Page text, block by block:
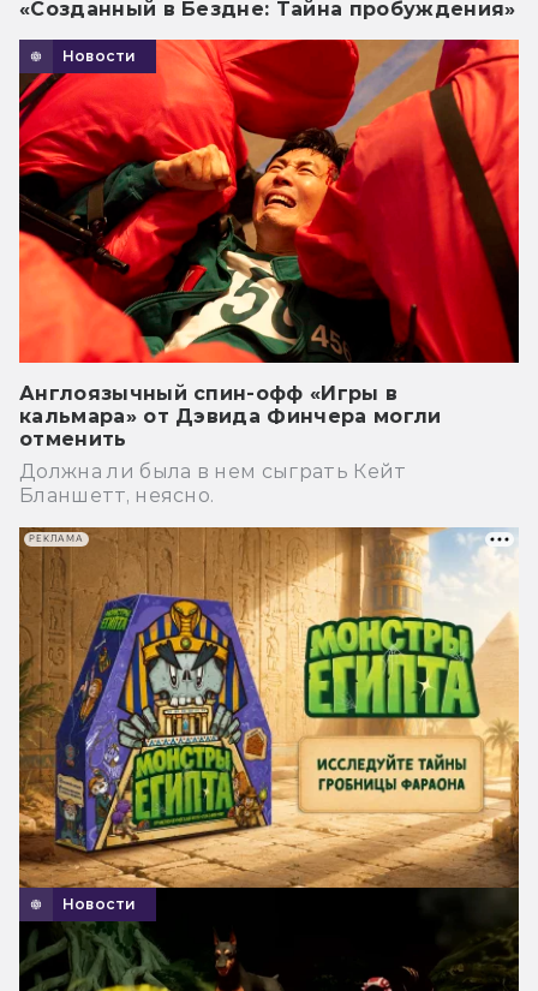
«Созданный в Бездне: Тайна пробуждения»
Новости
Англоязычный спин-офф «Игры в
кальмара» от Дэвида Финчера могли
отменить
Должна ли была в нем сыграть Кейт
Бланшетт, неясно.
Новости
РЕКЛАМА